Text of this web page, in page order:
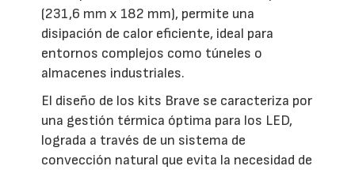
(231,6 mm x 182 mm), permite una
disipación de calor eficiente, ideal para
entornos complejos como túneles o
almacenes industriales.
El diseño de los kits Brave se caracteriza por
una gestión térmica óptima para los LED,
lograda a través de un sistema de
convección natural que evita la necesidad de